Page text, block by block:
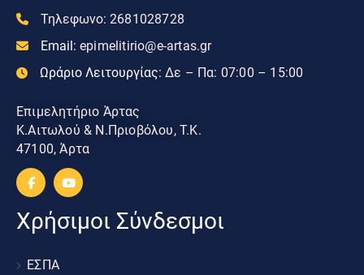
Τηλεφωνο: 2681028728
Email: epimelitirio@e-artas.gr
Ωράριο Λειτουργίας: Δε – Πα: 07:00 – 15:00
Επιμελητήριο Άρτας
Κ.Αιτωλού & Ν.Πριοβόλου, Τ.Κ.
47100, Άρτα
Χρήσιμοι Σύνδεσμοι
ΕΣΠΑ